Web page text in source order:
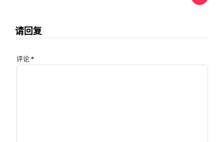
请回复
评论 *